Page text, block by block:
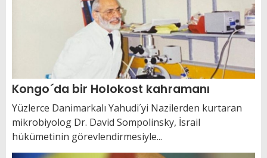
Kongo´da bir Holokost kahramanı
Yüzlerce Danimarkalı Yahudi´yi Nazilerden kurtaran
mikrobiyolog Dr. David Sompolinsky, İsrail
hükümetinin görevlendirmesiyle...